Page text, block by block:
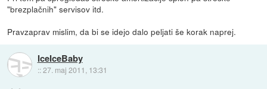
"brezplačnih" servisov itd.
Pravzaprav mislim, da bi se idejo dalo peljati še korak naprej.
IceIceBaby
::27. maj 2011, 13:31